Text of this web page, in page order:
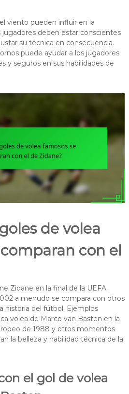
viento pueden influir en la
jugadores deben estar conscientes
su técnica en consecuencia.
puede ayudar a los jugadores
y seguros en sus habilidades de
de volea
con el
Zidane en la final de la UEFA
a menudo se compara con otros
historia del fútbol. Ejemplos
volea de Marco van Basten en la
de 1988 y otros momentos
la belleza y habilidad técnica de la
el gol de volea